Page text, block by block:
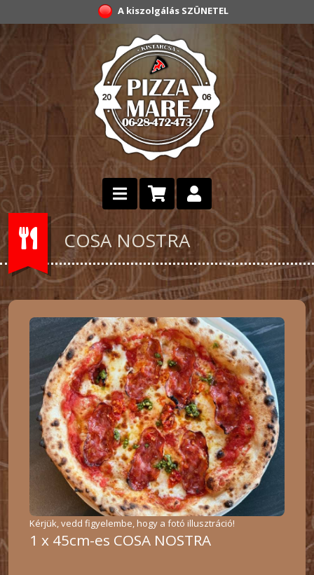
A kiszolgálás SZÜNETEL
COSA NOSTRA
Kérjük, vedd figyelembe, hogy a fotó illusztráció!
1 x 45cm-es COSA NOSTRA